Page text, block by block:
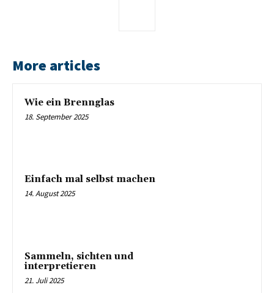
More articles
Wie ein Brennglas
18. September 2025
Einfach mal selbst machen
14. August 2025
Sammeln, sichten und
interpretieren
21. Juli 2025